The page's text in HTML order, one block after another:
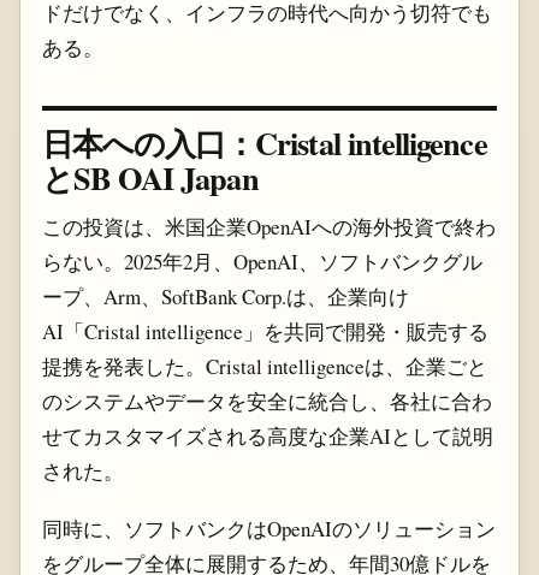
ドだけでなく、インフラの時代へ向かう切符でも
ある。
日本への入口：Cristal intelligence
とSB OAI Japan
この投資は、米国企業OpenAIへの海外投資で終わ
らない。2025年2月、OpenAI、ソフトバンクグル
ープ、Arm、SoftBank Corp.は、企業向け
AI「Cristal intelligence」を共同で開発・販売する
提携を発表した。Cristal intelligenceは、企業ごと
のシステムやデータを安全に統合し、各社に合わ
せてカスタマイズされる高度な企業AIとして説明
された。
同時に、ソフトバンクはOpenAIのソリューション
をグループ全体に展開するため、年間30億ドルを